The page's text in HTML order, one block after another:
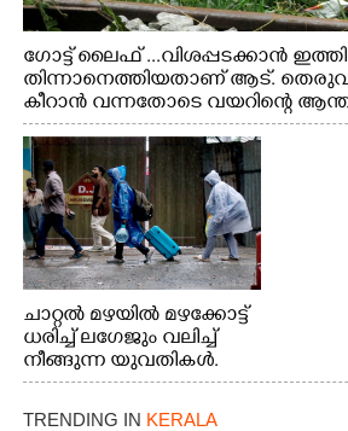
ഗോട്ട് ലൈഫ് ...വിശപ്പടക്കാൻ
തിന്നാനെത്തിയതാണ് ആട്. തെരുവ്
കീറാൻ വന്നതോടെ വയറിന്റെ
വേണ്ടിയായി ഓട്ടം. എറണാകുളം
നിന്നുള്ള കാഴ്ച
ചാറ്റൽ മഴയിൽ മഴക്കോട്ട്
ധരിച്ച് ലഗേജും വലിച്ച്
നീങ്ങുന്ന യുവതികൾ.
എറണാകുളം മേനകയിൽ
നിന്നുള്ള കാഴ്ച
TRENDING IN KERALA